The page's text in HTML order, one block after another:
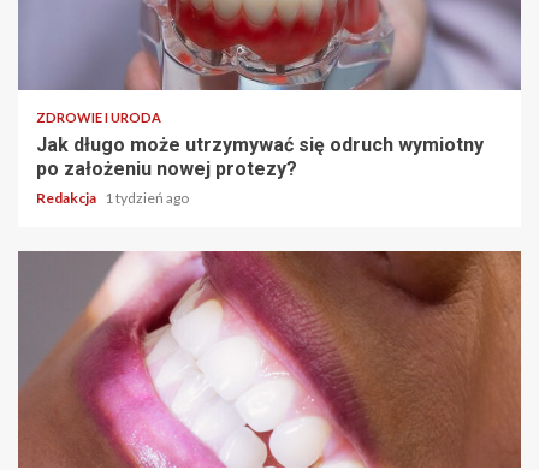
ZDROWIE I URODA
Jak długo może utrzymywać się odruch wymiotny
po założeniu nowej protezy?
Redakcja 1 tydzień ago